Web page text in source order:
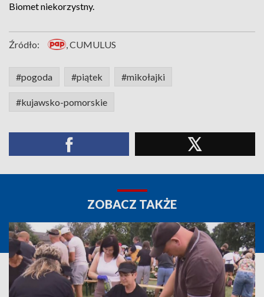
Biomet niekorzystny.
Źródło: , CUMULUS
#pogoda #piątek #mikołajki
#kujawsko-pomorskie
ZOBACZ TAKŻE